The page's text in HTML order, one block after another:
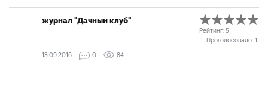
журнал "Дачный клуб"
Рейтинг: 5
Проголосовало: 1
13.09.2016
0 84